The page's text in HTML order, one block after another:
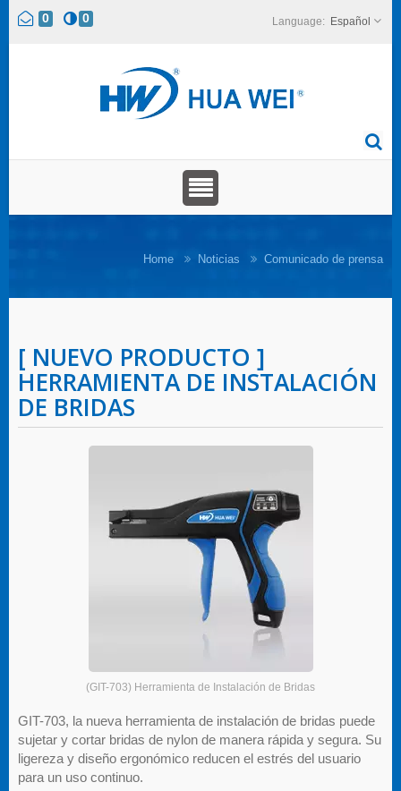
0 0 Español
Home Noticias Comunicado de prensa
[ NUEVO PRODUCTO ]
HERRAMIENTA DE INSTALACIÓN
DE BRIDAS
(GIT-703) Herramienta de Instalación de Bridas
GIT-703, la nueva herramienta de instalación de bridas puede
sujetar y cortar bridas de nylon de manera rápida y segura. Su
ligereza y diseño ergonómico reducen el estrés del usuario
para un uso continuo.